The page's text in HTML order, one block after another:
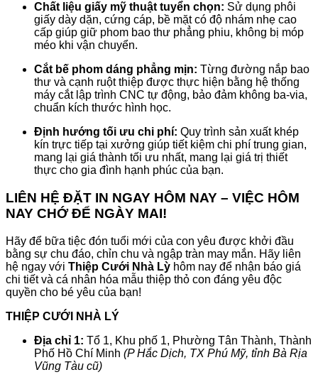
Chất liệu giấy mỹ thuật tuyển chọn: Sử dụng phôi
giấy dày dặn, cứng cáp, bề mặt có độ nhám nhẹ cao
cấp giúp giữ phom bao thư phẳng phiu, không bị móp
méo khi vận chuyển.
Cắt bế phom dáng phẳng mịn: Từng đường nắp bao
thư và cạnh ruột thiệp được thực hiện bằng hệ thống
máy cắt lập trình CNC tự động, bảo đảm không ba-via,
chuẩn kích thước hình học.
Định hướng tối ưu chi phí: Quy trình sản xuất khép
kín trực tiếp tại xưởng giúp tiết kiệm chi phí trung gian,
mang lại giá thành tối ưu nhất, mang lại giá trị thiết
thực cho gia đình hạnh phúc của bạn.
LIÊN HỆ ĐẶT IN NGAY HÔM NAY – VIỆC HÔM
NAY CHỚ ĐỂ NGÀY MAI!
Hãy để bữa tiệc đón tuổi mới của con yêu được khởi đầu
bằng sự chu đáo, chỉn chu và ngập tràn may mắn. Hãy liên
hệ ngay với Thiệp Cưới Nhà Lỳ hôm nay để nhận báo giá
chi tiết và cá nhân hóa mẫu thiệp thỏ con đáng yêu độc
quyền cho bé yêu của bạn!
THIỆP CƯỚI NHÀ LÝ
Địa chỉ 1: Tổ 1, Khu phố 1, Phường Tân Thành, Thành
Phố Hồ Chí Minh (P Hắc Dịch, TX Phú Mỹ, tỉnh Bà Rịa
Vũng Tàu cũ)